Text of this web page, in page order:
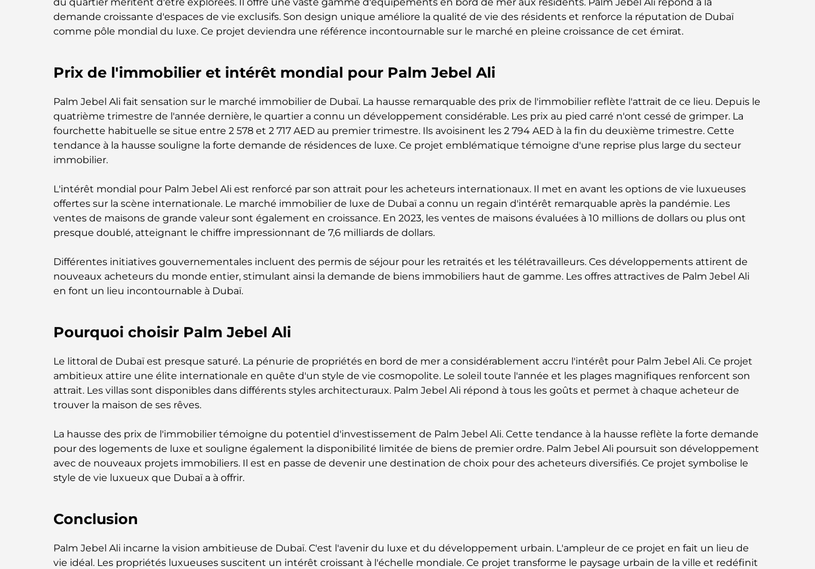
Découvrez les meilleurs petits-déjeuners de
Business Bay, à Dubaï.
Lamborghini les plus chères jamais
construites : la liste ultime des
collectionneurs
Les meilleures écoles près de Damac Hills
2 : un guide pour les familles
un voyage culinaire
Hôtels 5 étoiles à Dubaï : un luxe inégalé
pour chaque voyageur
Que faire dans le centre-ville de Dubaï :
Les meilleurs iftars à Dubaï : 7 adresses
demande croissante d'espaces de vie exclusifs. Son design unique améliore la qualité de vie des résidents et renforce la réputation de Dubaï
comme pôle mondial du luxe. Ce projet deviendra une référence incontournable sur le marché en pleine croissance de cet émirat.
Prix ​​de l'immobilier et intérêt mondial pour Palm Jebel Ali
Palm Jebel Ali fait sensation sur le marché immobilier de Dubaï. La hausse remarquable des prix de l'immobilier reflète l'attrait de ce lieu. Depuis le
quatrième trimestre de l'année dernière, le quartier a connu un développement considérable. Les prix au pied carré n'ont cessé de grimper. La
fourchette habituelle se situe entre 2 578 et 2 717 AED au premier trimestre. Ils avoisinent les 2 794 AED à la fin du deuxième trimestre. Cette
tendance à la hausse souligne la forte demande de résidences de luxe. Ce projet emblématique témoigne d'une reprise plus large du secteur
immobilier.
L'intérêt mondial pour Palm Jebel Ali est renforcé par son attrait pour les acheteurs internationaux. Il met en avant les options de vie luxueuses
offertes sur la scène internationale. Le marché immobilier de luxe de Dubaï a connu un regain d'intérêt remarquable après la pandémie. Les
ventes de maisons de grande valeur sont également en croissance. En 2023, les ventes de maisons évaluées à 10 millions de dollars ou plus ont
presque doublé, atteignant le chiffre impressionnant de 7,6 milliards de dollars.
Différentes initiatives gouvernementales incluent des permis de séjour pour les retraités et les télétravailleurs. Ces développements attirent de
nouveaux acheteurs du monde entier, stimulant ainsi la demande de biens immobiliers haut de gamme. Les offres attractives de Palm Jebel Ali
en font un lieu incontournable à Dubaï.
Pourquoi choisir Palm Jebel Ali
Le littoral de Dubaï est presque saturé. La pénurie de propriétés en bord de mer a considérablement accru l'intérêt pour Palm Jebel Ali. Ce projet
ambitieux attire une élite internationale en quête d'un style de vie cosmopolite. Le soleil toute l'année et les plages magnifiques renforcent son
attrait. Les villas sont disponibles dans différents styles architecturaux. Palm Jebel Ali répond à tous les goûts et permet à chaque acheteur de
trouver la maison de ses rêves.
La hausse des prix de l'immobilier témoigne du potentiel d'investissement de Palm Jebel Ali. Cette tendance à la hausse reflète la forte demande
pour des logements de luxe et souligne également la disponibilité limitée de biens de premier ordre. Palm Jebel Ali poursuit son développement
avec de nouveaux projets immobiliers. Il est en passe de devenir une destination de choix pour des acheteurs diversifiés. Ce projet symbolise le
style de vie luxueux que Dubaï a à offrir.
Conclusion
Palm Jebel Ali incarne la vision ambitieuse de Dubaï. C'est l'avenir du luxe et du développement urbain. L'ampleur de ce projet en fait un lieu de
vie idéal. Les propriétés luxueuses suscitent un intérêt croissant à l'échelle mondiale. Ce projet transforme le paysage urbain de la ville et redéfinit